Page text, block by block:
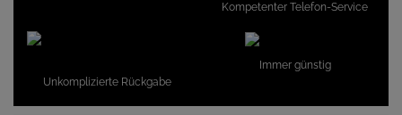
Kompetenter Telefon-Service
Unkomplizierte Rückgabe
Immer günstig